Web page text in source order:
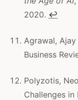
2020. ↩
Agrawal, Ajay
Business
Polyzotis,
Challenges in